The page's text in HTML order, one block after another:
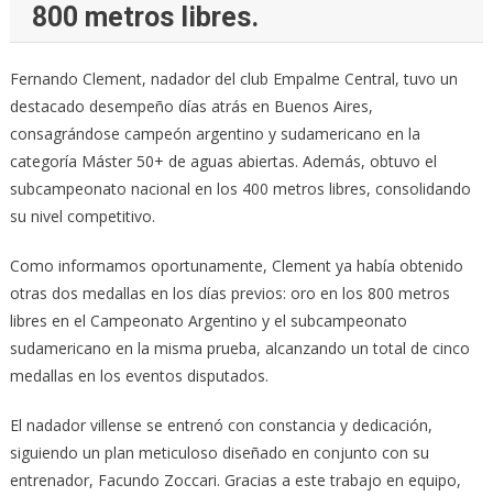
800 metros libres.
Fernando Clement, nadador del club Empalme Central, tuvo un
destacado desempeño días atrás en Buenos Aires,
consagrándose campeón argentino y sudamericano en la
categoría Máster 50+ de aguas abiertas. Además, obtuvo el
subcampeonato nacional en los 400 metros libres, consolidando
su nivel competitivo.
Como informamos oportunamente, Clement ya había obtenido
otras dos medallas en los días previos: oro en los 800 metros
libres en el Campeonato Argentino y el subcampeonato
sudamericano en la misma prueba, alcanzando un total de cinco
medallas en los eventos disputados.
El nadador villense se entrenó con constancia y dedicación,
siguiendo un plan meticuloso diseñado en conjunto con su
entrenador, Facundo Zoccari. Gracias a este trabajo en equipo,